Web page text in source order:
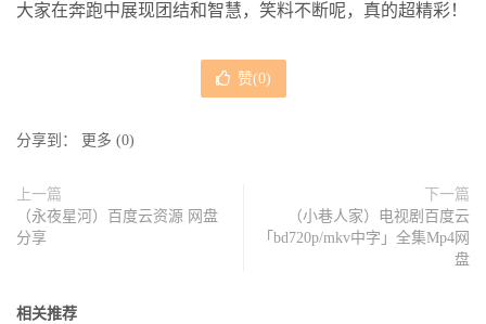
大家在奔跑中展现团结和智慧，笑料不断呢，真的超精彩！
赞(0)
分享到： 更多 (0)
上一篇
（永夜星河）百度云资源 网盘
分享
下一篇
（小巷人家）电视剧百度云
「bd720p/mkv中字」全集Mp4网
盘
相关推荐